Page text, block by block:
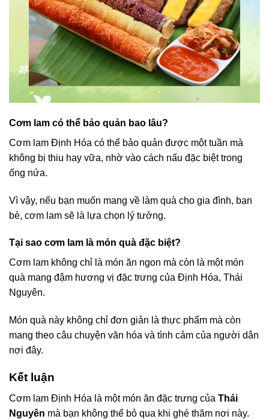
Cơm lam có thể bảo quản bao lâu?
Cơm lam Định Hóa có thể bảo quản được một tuần mà
không bị thiu hay vữa, nhờ vào cách nấu đặc biệt trong
ống nứa.
Vì vậy, nếu bạn muốn mang về làm quà cho gia đình, bạn
bè, cơm lam sẽ là lựa chọn lý tưởng.
Tại sao cơm lam là món quà đặc biệt?
Cơm lam không chỉ là món ăn ngon mà còn là một món
quà mang đậm hương vị đặc trưng của Định Hóa, Thái
Nguyên.
Món quà này không chỉ đơn giản là thực phẩm mà còn
mang theo câu chuyện văn hóa và tình cảm của người dân
nơi đây.
Kết luận
Cơm lam Định Hóa là một món ăn đặc trưng của Thái
Nguyên mà bạn không thể bỏ qua khi ghé thăm nơi này.